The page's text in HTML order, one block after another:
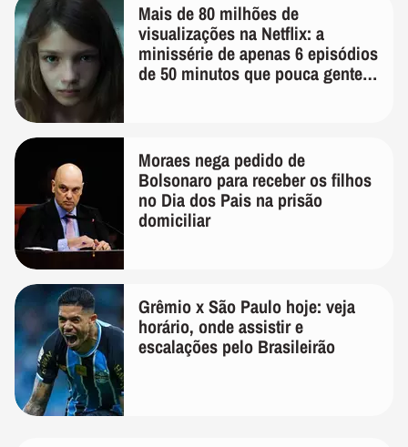
Mais de 80 milhões de
visualizações na Netflix: a
minissérie de apenas 6 episódios
de 50 minutos que pouca gente
Moraes nega pedido de
Bolsonaro para receber os filhos
no Dia dos Pais na prisão
domiciliar
Grêmio x São Paulo hoje: veja
horário, onde assistir e
escalações pelo Brasileirão